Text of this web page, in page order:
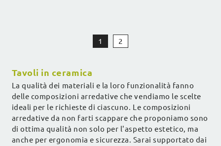
1 2
Tavoli in ceramica
La qualità dei materiali e la loro funzionalità fanno
delle composizioni arredative che vendiamo le scelte
ideali per le richieste di ciascuno. Le composizioni
arredative da non farti scappare che proponiamo sono
di ottima qualità non solo per l'aspetto estetico, ma
anche per ergonomia e sicurezza. Sarai supportato dai